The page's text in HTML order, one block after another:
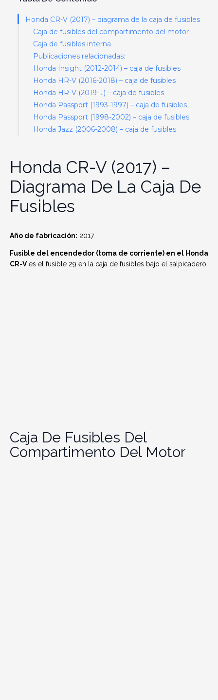
Honda CR-V (2017) – diagrama de la caja de fusibles
Caja de fusibles del compartimento del motor
Caja de fusibles interna
Publicaciones relacionadas:
Honda Insight (2012-2014) – caja de fusibles
Honda HR-V (2016-2018) – caja de fusibles
Honda HR-V (2019-…) – caja de fusibles
Honda Passport (1993-1997) – caja de fusibles
Honda Passport (1998-2002) – caja de fusibles
Honda Jazz (2006-2008) – caja de fusibles
Honda CR-V (2017) –
Diagrama De La Caja De
Fusibles
Año de fabricación: 2017.
Fusible del encendedor (toma de corriente) en el Honda
CR-Ves el fusible 29 en la caja de fusibles bajo el salpicadero.
Caja De Fusibles Del
Compartimento Del Motor